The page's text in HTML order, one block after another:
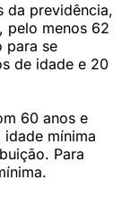
da previdência,
pelo menos 62
para se
de idade e 20
60 anos e
mínima
Para